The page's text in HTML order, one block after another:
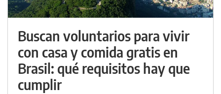
Buscan voluntarios para vivir
con casa y comida gratis en
Brasil: qué requisitos hay que
cumplir